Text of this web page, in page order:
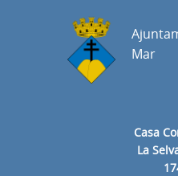
Casa
La
Mar